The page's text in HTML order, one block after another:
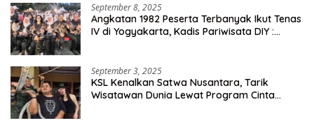
September 8, 2025
Angkatan 1982 Peserta Terbanyak Ikut Tenas
IV di Yogyakarta, Kadis Pariwisata DIY :
September 3, 2025
KSL Kenalkan Satwa Nusantara, Tarik
Wisatawan Dunia Lewat Program Cinta